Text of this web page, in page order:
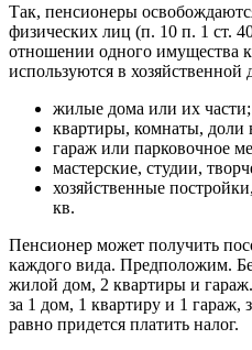
Так, пенсионеры
физических лиц (п. 10 п. 1 ст.
отношении одного имущества
используются в хозяйственной
жилые дома или их части;
квартиры, комнаты, доли
гараж или парковочное
мастерские, студии,
хозяйственные
кв.
Пенсионер может получить
каждого вида. Предположим.
жилой дом, 2 квартиры и
за 1 дом, 1 квартиру и 1 гараж,
равно придется платить налог.